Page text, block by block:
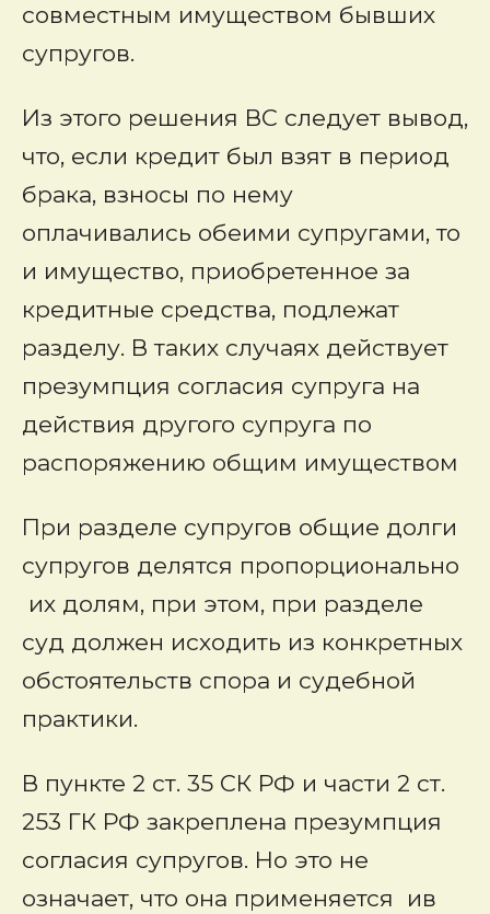
совместным имуществом бывших
супругов.
Из этого решения ВС следует вывод,
что, если кредит был взят в период
брака, взносы по нему
оплачивались обеими супругами, то
и имущество, приобретенное за
кредитные средства, подлежат
разделу. В таких случаях действует
презумпция согласия супруга на
действия другого супруга по
распоряжению общим имуществом
При разделе супругов общие долги
супругов делятся пропорционально
их долям, при этом, при разделе
суд должен исходить из конкретных
обстоятельств спора и судебной
практики.
В пункте 2 ст. 35 СК РФ и части 2 ст.
253 ГК РФ закреплена презумпция
согласия супругов. Но это не
означает, что она применяется ив